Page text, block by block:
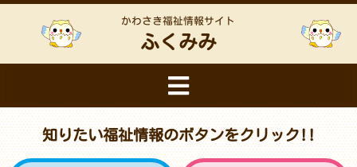
かわさき福祉情報サイト
ふくみみ
知りたい福祉情報のボタンをクリック!!